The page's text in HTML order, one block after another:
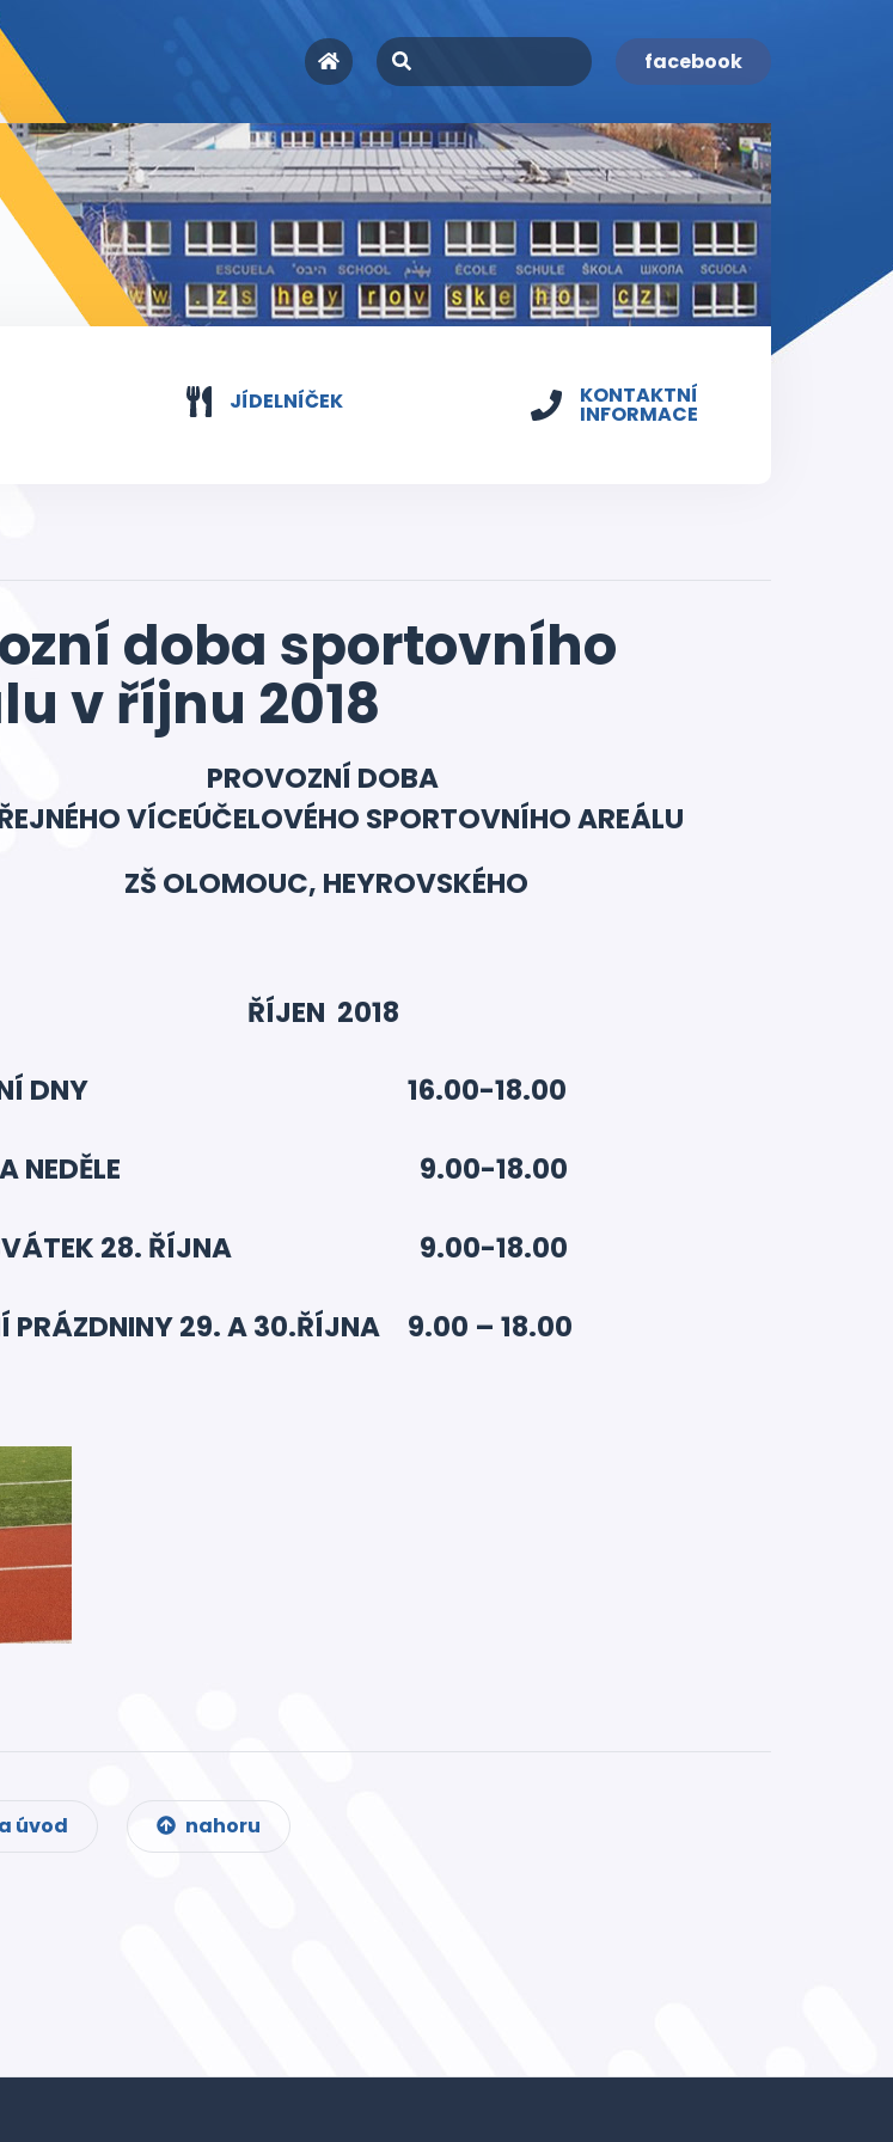
facebook
JÍDELNÍČEK KONTAKTNÍ
INFORMACE
doba sportovního
v říjnu 2018
PROVOZNÍ DOBA
VÍCEÚČELOVÉHO SPORTOVNÍHO AREÁLU
ZŠ OLOMOUC, HEYROVSKÉHO
ŘÍJEN 2018
DNY 16.00-18.00
NEDĚLE 9.00-18.00
28. ŘÍJNA 9.00-18.00
PRÁZDNINY 29. A 30.ŘÍJNA 9.00 – 18.00
úvod nahoru